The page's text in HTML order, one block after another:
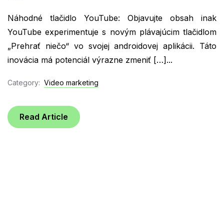
Náhodné tlačidlo YouTube: Objavujte obsah inak
YouTube experimentuje s novým plávajúcim tlačidlom
„Prehrať niečo“ vo svojej androidovej aplikácii. Táto
inovácia má potenciál výrazne zmeniť […]...
Category: Video marketing
Read Article